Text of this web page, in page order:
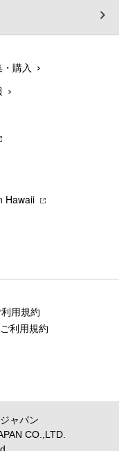
購入
Hawaii
用規約
ご利用規約
ジャパン
CO.,LTD.